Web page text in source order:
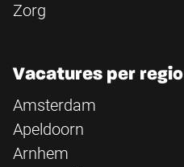
Zorg
Vacatures per regio
Amsterdam
Apeldoorn
Arnhem